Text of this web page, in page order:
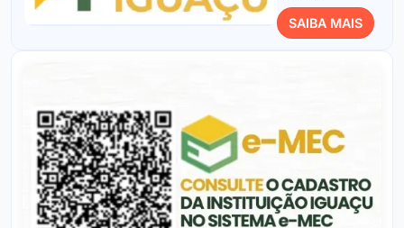
SAIBA MAIS